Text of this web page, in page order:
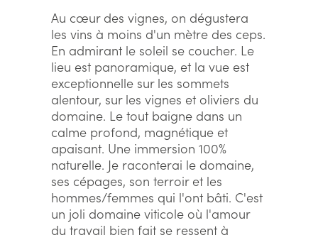
Au cœur des vignes, on dégustera
les vins à moins d'un mètre des ceps.
En admirant le soleil se coucher. Le
lieu est panoramique, et la vue est
exceptionnelle sur les sommets
alentour, sur les vignes et oliviers du
domaine. Le tout baigne dans un
calme profond, magnétique et
apaisant. Une immersion 100%
naturelle. Je raconterai le domaine,
ses cépages, son terroir et les
hommes/femmes qui l'ont bâti. C'est
un joli domaine viticole où l'amour
du travail bien fait se ressent à